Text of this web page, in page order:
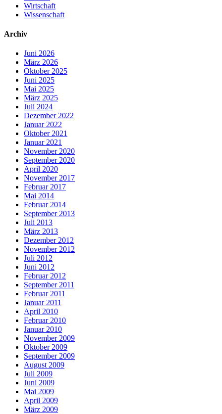
Wirtschaft
Wissenschaft
Archiv
Juni 2026
März 2026
Oktober 2025
Juni 2025
Mai 2025
März 2025
Juli 2024
Dezember 2022
Januar 2022
Oktober 2021
Januar 2021
November 2020
September 2020
April 2020
November 2017
Februar 2017
Mai 2014
Februar 2014
September 2013
Juli 2013
März 2013
Dezember 2012
November 2012
Juli 2012
Juni 2012
Februar 2012
September 2011
Februar 2011
Januar 2011
April 2010
Februar 2010
Januar 2010
November 2009
Oktober 2009
September 2009
August 2009
Juli 2009
Juni 2009
Mai 2009
April 2009
März 2009